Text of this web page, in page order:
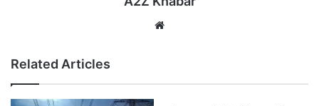
Related Articles